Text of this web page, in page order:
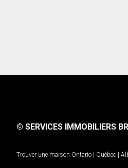
© SERVICES IMMOBILIERS
Trouver une maison Ontario Québec